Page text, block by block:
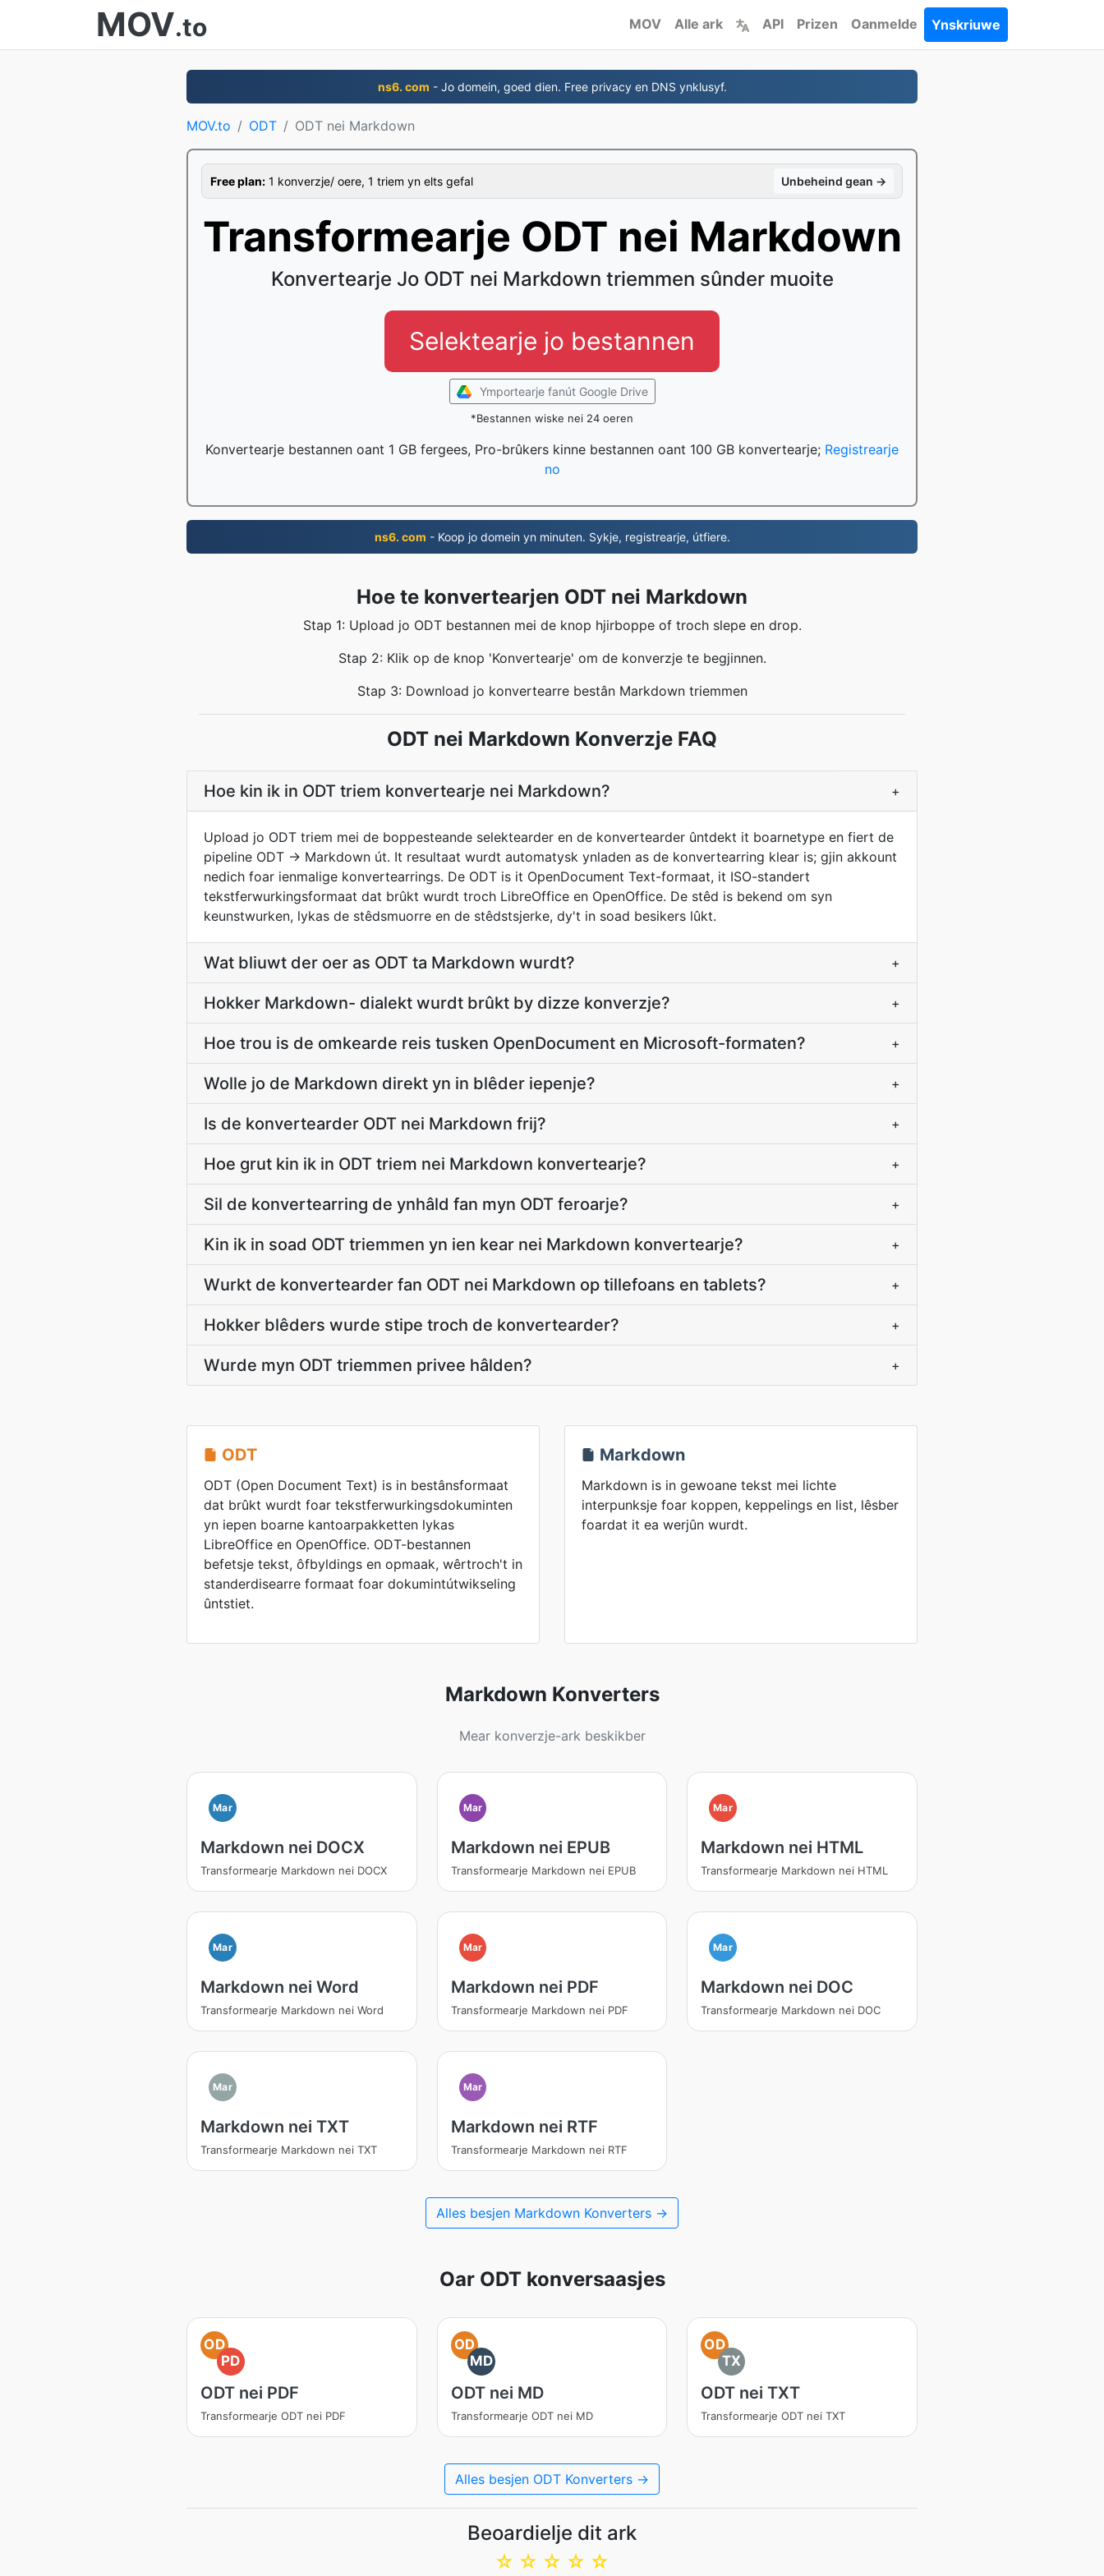
MOV.to MOV Alle ark API Prizen Oanmelde Ynskriuwe
ns6. com - Jo domein, goed dien. Free privacy en DNS ynklusyf.
MOV.to ODT ODT nei Markdown
Free plan: 1 konverzje/ oere, 1 triem yn elts gefal Unbeheind gean →
Transformearje ODT nei Markdown
Konvertearje Jo ODT nei Markdown triemmen sûnder muoite
Selektearje jo bestannen
Ymportearje fanút Google Drive
*Bestannen wiske nei 24 oeren
Konvertearje bestannen oant 1 GB fergees, Pro-brûkers kinne bestannen oant 100 GB konvertearje; Registrearje
no
ns6. com - Koop jo domein yn minuten. Sykje, registrearje, útfiere.
Hoe te konvertearjen ODT nei Markdown
Stap 1: Upload jo ODT bestannen mei de knop hjirboppe of troch slepe en drop.
Stap 2: Klik op de knop 'Konvertearje' om de konverzje te begjinnen.
Stap 3: Download jo konvertearre bestân Markdown triemmen
ODT nei Markdown Konverzje FAQ
Hoe kin ik in ODT triem konvertearje nei Markdown? +
Upload jo ODT triem mei de boppesteande selektearder en de konvertearder ûntdekt it boarnetype en fiert de
pipeline ODT → Markdown út. It resultaat wurdt automatysk ynladen as de konvertearring klear is; gjin akkount
nedich foar ienmalige konvertearrings. De ODT is it OpenDocument Text-formaat, it ISO-standert
tekstferwurkingsformaat dat brûkt wurdt troch LibreOffice en OpenOffice. De stêd is bekend om syn
keunstwurken, lykas de stêdsmuorre en de stêdstsjerke, dy't in soad besikers lûkt.
Wat bliuwt der oer as ODT ta Markdown wurdt? +
Hokker Markdown- dialekt wurdt brûkt by dizze konverzje? +
Hoe trou is de omkearde reis tusken OpenDocument en Microsoft-formaten? +
Wolle jo de Markdown direkt yn in blêder iepenje? +
Is de konvertearder ODT nei Markdown frij? +
Hoe grut kin ik in ODT triem nei Markdown konvertearje? +
Sil de konvertearring de ynhâld fan myn ODT feroarje? +
Kin ik in soad ODT triemmen yn ien kear nei Markdown konvertearje? +
Wurkt de konvertearder fan ODT nei Markdown op tillefoans en tablets? +
Hokker blêders wurde stipe troch de konvertearder? +
Wurde myn ODT triemmen privee hâlden? +
ODT
ODT (Open Document Text) is in bestânsformaat
dat brûkt wurdt foar tekstferwurkingsdokuminten
yn iepen boarne kantoarpakketten lykas
LibreOffice en OpenOffice. ODT-bestannen
befetsje tekst, ôfbyldings en opmaak, wêrtroch't in
standerdisearre formaat foar dokumintútwikseling
ûntstiet.
Markdown
Markdown is in gewoane tekst mei lichte
interpunksje foar koppen, keppelings en list, lêsber
foardat it ea werjûn wurdt.
Markdown Konverters
Mear konverzje-ark beskikber
Mar
Markdown nei DOCX
Transformearje Markdown nei DOCX
Mar
Markdown nei EPUB
Transformearje Markdown nei EPUB
Mar
Markdown nei HTML
Transformearje Markdown nei HTML
Mar
Markdown nei Word
Transformearje Markdown nei Word
Mar
Markdown nei PDF
Transformearje Markdown nei PDF
Mar
Markdown nei DOC
Transformearje Markdown nei DOC
Mar
Markdown nei TXT
Transformearje Markdown nei TXT
Mar
Markdown nei RTF
Transformearje Markdown nei RTF
Alles besjen Markdown Konverters →
Oar ODT konversaasjes
OD
PD
ODT nei PDF
Transformearje ODT nei PDF
OD
MD
ODT nei MD
Transformearje ODT nei MD
OD
TX
ODT nei TXT
Transformearje ODT nei TXT
Alles besjen ODT Konverters →
Beoardielje dit ark
☆
☆
☆
☆
☆